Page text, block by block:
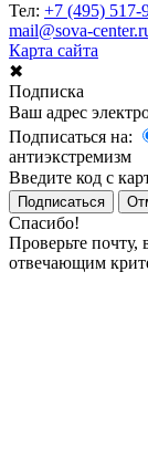
Тел: +7 (495) 517-
mail@sova-
Карта сайта
✖
Подписка
Ваш адрес
Подписаться на:
антиэкстремизм
Введите код с
Подписаться
Спасибо!
Проверьте почту,
отвечающим